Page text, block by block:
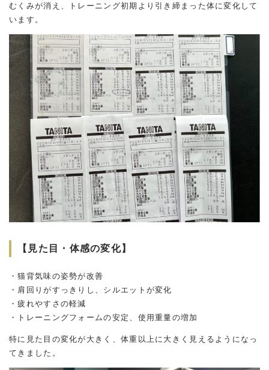
むくみが消え、トレーニング初期より引き締まった体に変化して
います。
【見た目・体感の変化】
・猫背気味の姿勢が改善
・肩回りがすっきりし、シルエットが変化
・疲れやすさの軽減
・トレーニングフォームの安定、使用重量の増加
特に見た目の変化が大きく、体重以上に大きく見えるようになっ
てきました。